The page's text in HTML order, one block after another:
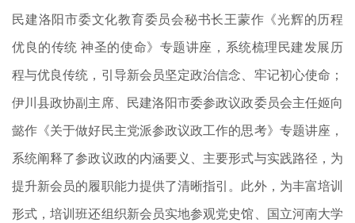
民建洛阳市委文化教育委员会秘书长王蒙作《光辉的历程
优良的传统 神圣的使命》专题讲座，系统梳理民建发展历
程与优良传统，引导新会员坚定政治信念、牢记初心使命；
伊川县政协副主席、民建洛阳市委参政议政委员会主任姬向
懿作《关于做好民主党派参政议政工作的思考》专题讲座，
系统阐释了参政议政的内涵要义、主要形式与实践路径，为
提升新会员的履职能力提供了清晰指引。此外，为丰富培训
形式，培训班还组织新会员实地参观党史馆、国立河南大学